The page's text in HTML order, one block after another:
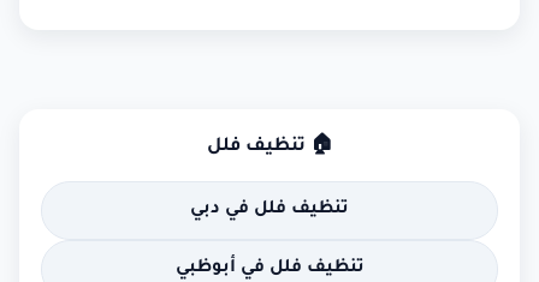
🏠 تنظيف فلل
تنظيف فلل في دبي
تنظيف فلل في أبوظبي